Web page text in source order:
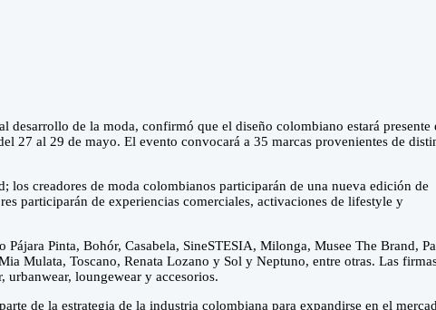
desarrollo de la moda, confirmó que el diseño colombiano estará presente
27 al 29 de mayo. El evento convocará a 35 marcas provenientes de
creadores de moda colombianos participarán de una nueva edición de
participarán de experiencias comerciales, activaciones de lifestyle y
Pinta, Bohór, Casabela, SineSTESIA, Milonga, Musee The Brand,
Mulata, Toscano, Renata Lozano y Sol y Neptuno, entre otras. Las
urbanwear, loungewear y accesorios.
de la estrategia de la industria colombiana para expandirse en el